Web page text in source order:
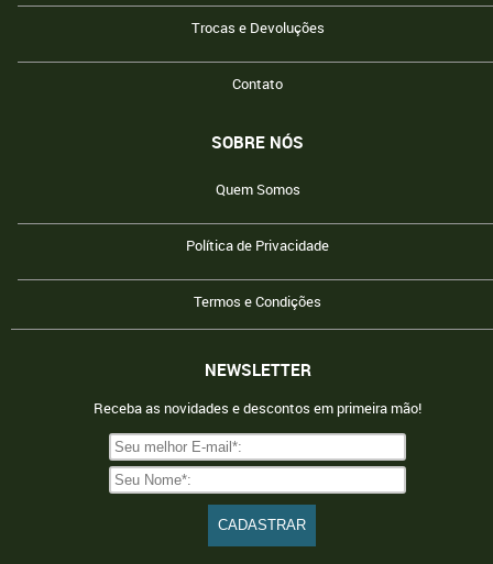
Trocas e Devoluções
Contato
SOBRE NÓS
Quem Somos
Política de Privacidade
Termos e Condições
NEWSLETTER
Receba as novidades e descontos em primeira mão!